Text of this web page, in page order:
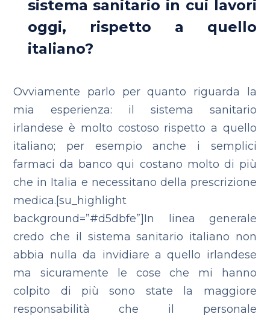
sistema sanitario in cui lavori
oggi, rispetto a quello
italiano?
Ovviamente parlo per quanto riguarda la
mia esperienza: il sistema sanitario
irlandese è molto costoso rispetto a quello
italiano; per esempio anche i semplici
farmaci da banco qui costano molto di più
che in Italia e necessitano della prescrizione
medica.[su_highlight
background=”#d5dbfe”]In linea generale
credo che il sistema sanitario italiano non
abbia nulla da invidiare a quello irlandese
ma sicuramente le cose che mi hanno
colpito di più sono state la maggiore
responsabilità che il personale